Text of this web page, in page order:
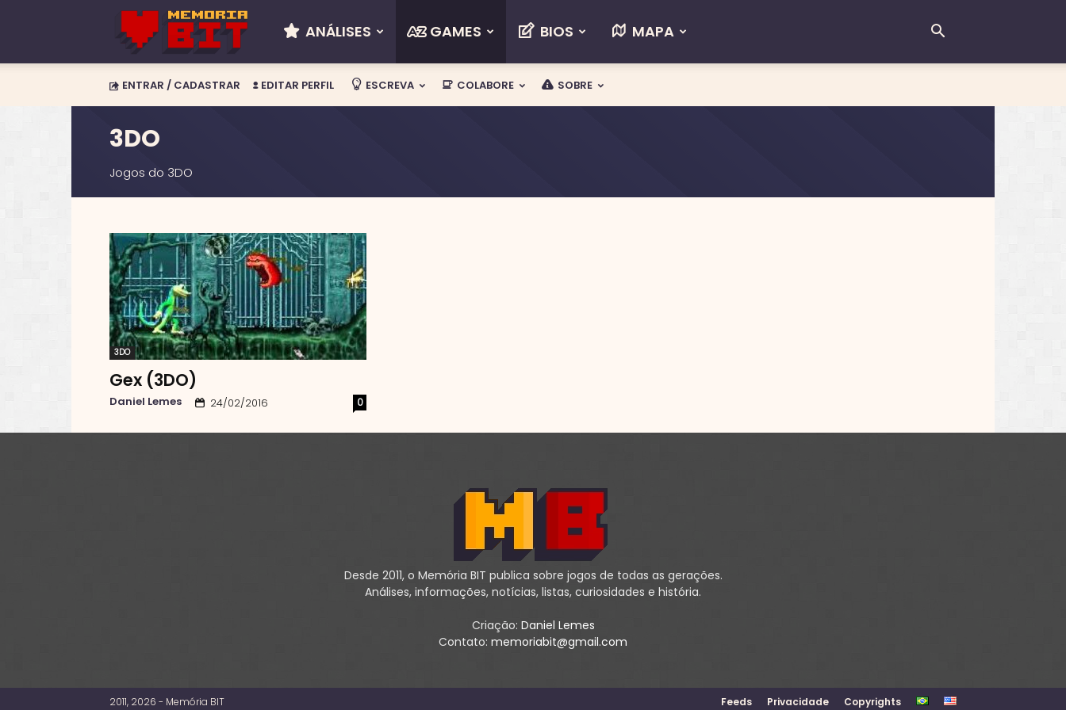
Memória
BIT
ANÁLISES GAMES BIOS MAPA
ENTRAR / CADASTRAR EDITAR PERFIL ESCREVA COLABORE SOBRE
3DO
Jogos do 3DO
3DO
Gex (3DO)
Daniel Lemes 24/02/2016 0
Desde 2011, o Memória BIT publica sobre jogos de todas as gerações.
Análises, informações, notícias, listas, curiosidades e história.
Criação: Daniel Lemes
Contato: memoriabit@gmail.com
Feeds Privacidade Copyrights
2011, 2026 - Memória BIT